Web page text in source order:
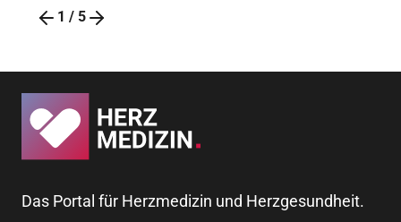
unterstützt.
1 / 5
Das Portal für Herzmedizin und Herzgesundheit.